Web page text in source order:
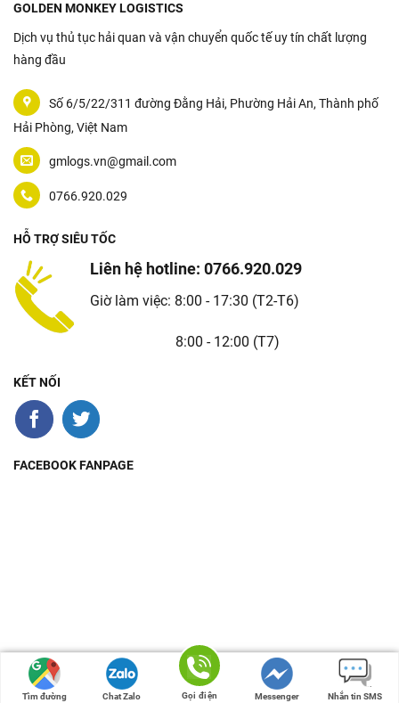
GOLDEN MONKEY LOGISTICS
Dịch vụ thủ tục hải quan và vận chuyển quốc tế uy tín chất lượng
hàng đầu
Số 6/5/22/311 đường Đằng Hải, Phường Hải An, Thành phố
Hải Phòng, Việt Nam
gmlogs.vn@gmail.com
0766.920.029
HỖ TRỢ SIÊU TỐC
Liên hệ hotline: 0766.920.029
Giờ làm việc: 8:00 - 17:30 (T2-T6)
8:00 - 12:00 (T7)
KẾT NỐI
FACEBOOK FANPAGE
Bản quyền 2026 © - Thiết kế bởi GM Logistics
Tìm đường Chat Zalo Gọi điện Messenger Nhắn tin SMS